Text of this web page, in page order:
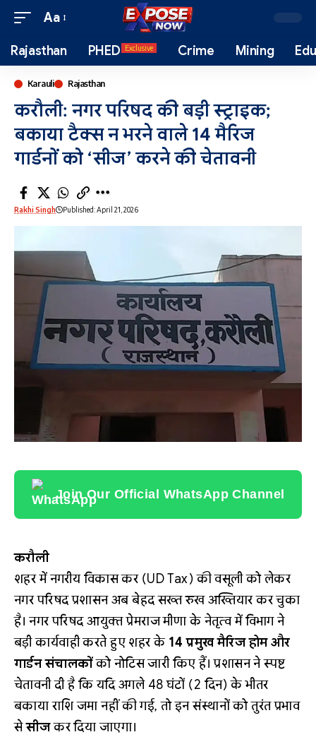
Aa
Rajasthan PHED Exclusive Crime Mining
Karauli Rajasthan
करौली: नगर परिषद की बड़ी स्ट्राइक;
बकाया टैक्स न भरने वाले 14 मैरिज
गार्डनों को ‘सीज’ करने की चेतावनी
Rakhi Singh Published: April 21, 2026
Join Our Official WhatsApp Channel
करौली
शहर में नगरीय विकास कर (UD Tax) की वसूली को लेकर
नगर परिषद प्रशासन अब बेहद सख्त रुख अख्तियार कर चुका
है। नगर परिषद आयुक्त प्रेमराज मीणा के नेतृत्व में विभाग ने
बड़ी कार्यवाही करते हुए शहर के 14 प्रमुख मैरिज होम और
गार्डन संचालकोंको नोटिस जारी किए हैं। प्रशासन ने स्पष्ट
चेतावनी दी है कि यदि अगले 48 घंटों (2 दिन) के भीतर
बकाया राशि जमा नहीं की गई, तो इन संस्थानों को तुरंत प्रभाव
सेसीजकर दिया जाएगा।